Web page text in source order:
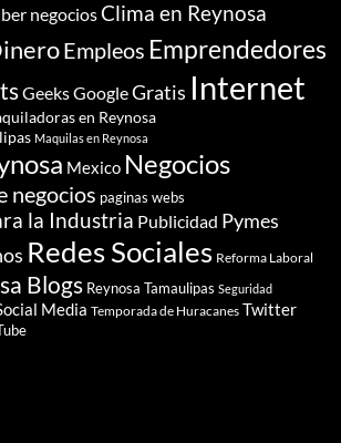
negociosClima en Reynosa
Empleos Emprendedores
GeeksGoogleGratis Internet
en Reynosa
Maquilas en Reynosa
Mexico Negocios
negocios paginas webs
la Industria Publicidad Pymes
Redes Sociales Reforma Laboral
Blogs Reynosa Tamaulipas Seguridad
Media Temporada de Huracanes Twitter